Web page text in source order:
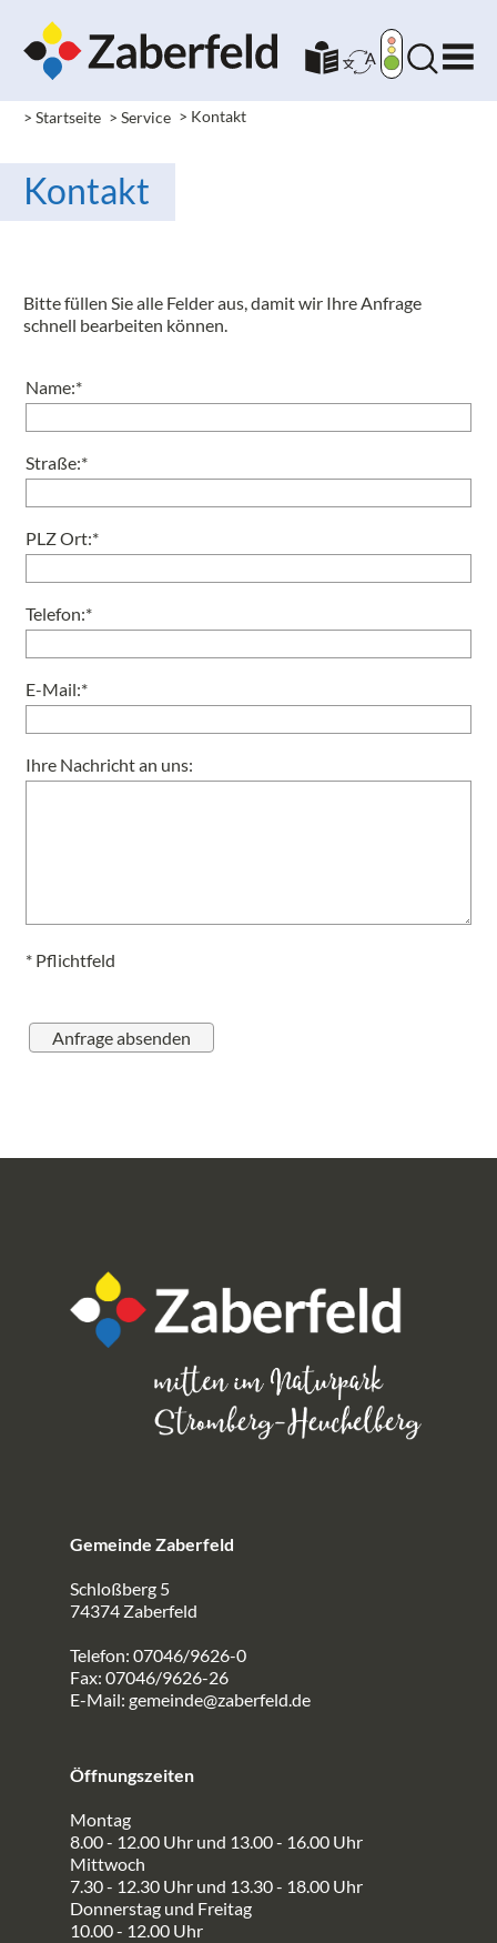
> Startseite > Service > Kontakt
Kontakt
Bitte füllen Sie alle Felder aus, damit wir Ihre Anfrage
schnell bearbeiten können.
Name:*
Straße:*
PLZ Ort:*
Telefon:*
E-Mail:*
Ihre Nachricht an uns:
* Pflichtfeld
Gemeinde Zaberfeld
Schloßberg 5
74374 Zaberfeld
Telefon: 07046/9626-0
Fax: 07046/9626-26
E-Mail: gemeinde@zaberfeld.de
Öffnungszeiten
Montag
8.00 - 12.00 Uhr und 13.00 - 16.00 Uhr
Mittwoch
7.30 - 12.30 Uhr und 13.30 - 18.00 Uhr
Donnerstag und Freitag
10.00 - 12.00 Uhr